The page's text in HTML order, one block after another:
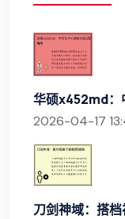
华硕x452md：
2026-04-17
刀剑神域：搭